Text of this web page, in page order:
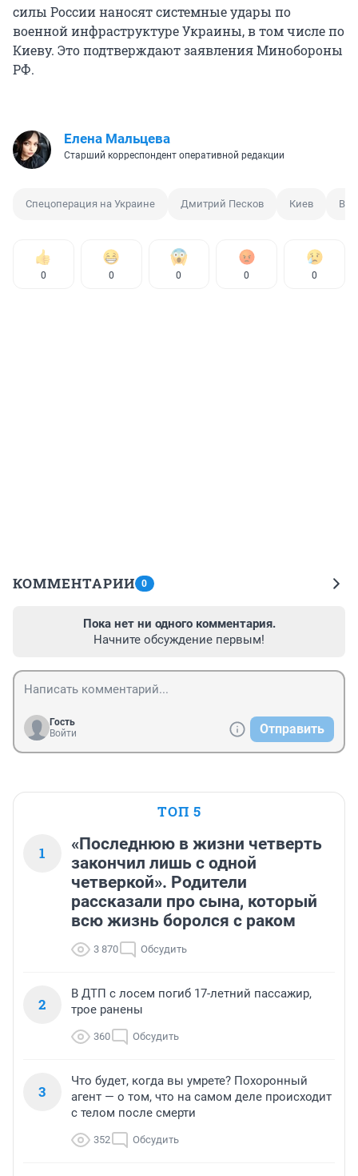
силы России наносят системные удары по
военной инфраструктуре Украины, в том числе по
Киеву. Это подтверждают заявления Минобороны
РФ.
Елена Мальцева
Старший корреспондент оперативной редакции
Спецоперация на Украине Дмитрий Песков Киев
0 0 0 0 0
КОММЕНТАРИИ 0
Пока нет ни одного комментария.
Начните обсуждение первым!
Гость
Войти
Отправить
ТОП 5
1
«Последнюю в жизни четверть
закончил лишь с одной
четверкой». Родители
рассказали про сына, который
всю жизнь боролся с раком
3 870 Обсудить
2
В ДТП с лосем погиб 17-летний пассажир,
трое ранены
360 Обсудить
3
Что будет, когда вы умрете? Похоронный
агент — о том, что на самом деле происходит
с телом после смерти
352 Обсудить